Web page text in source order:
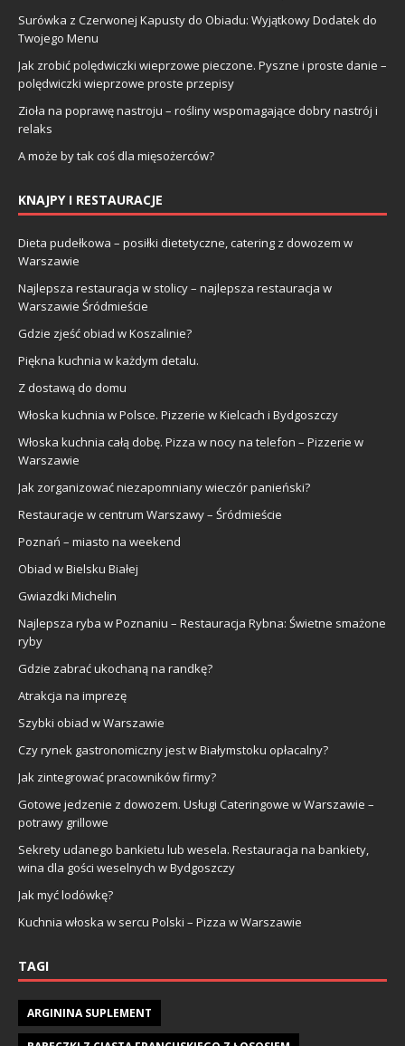
Surówka z Czerwonej Kapusty do Obiadu: Wyjątkowy Dodatek do
Twojego Menu
Jak zrobić polędwiczki wieprzowe pieczone. Pyszne i proste danie –
polędwiczki wieprzowe proste przepisy
Zioła na poprawę nastroju – rośliny wspomagające dobry nastrój i
relaks
A może by tak coś dla mięsożerców?
KNAJPY I RESTAURACJE
Dieta pudełkowa – posiłki dietetyczne, catering z dowozem w
Warszawie
Najlepsza restauracja w stolicy – najlepsza restauracja w
Warszawie Śródmieście
Gdzie zjeść obiad w Koszalinie?
Piękna kuchnia w każdym detalu.
Z dostawą do domu
Włoska kuchnia w Polsce. Pizzerie w Kielcach i Bydgoszczy
Włoska kuchnia całą dobę. Pizza w nocy na telefon – Pizzerie w
Warszawie
Jak zorganizować niezapomniany wieczór panieński?
Restauracje w centrum Warszawy – Śródmieście
Poznań – miasto na weekend
Obiad w Bielsku Białej
Gwiazdki Michelin
Najlepsza ryba w Poznaniu – Restauracja Rybna: Świetne smażone
ryby
Gdzie zabrać ukochaną na randkę?
Atrakcja na imprezę
Szybki obiad w Warszawie
Czy rynek gastronomiczny jest w Białymstoku opłacalny?
Jak zintegrować pracowników firmy?
Gotowe jedzenie z dowozem. Usługi Cateringowe w Warszawie –
potrawy grillowe
Sekrety udanego bankietu lub wesela. Restauracja na bankiety,
wina dla gości weselnych w Bydgoszczy
Jak myć lodówkę?
Kuchnia włoska w sercu Polski – Pizza w Warszawie
TAGI
ARGININA SUPLEMENT